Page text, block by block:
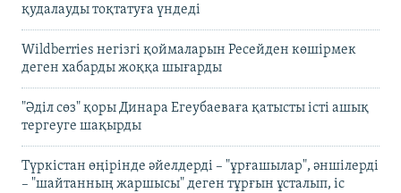
қудалауды тоқтатуға үндеді
Wildberries негізгі қоймаларын Ресейден көшірмек
деген хабарды жоққа шығарды
"Әділ сөз" қоры Динара Егеубаеваға қатысты істі ашық
тергеуге шақырды
Түркістан өңірінде әйелдерді – "ұрғашылар", әншілерді
– "шайтанның жаршысы" деген тұрғын ұсталып, іс